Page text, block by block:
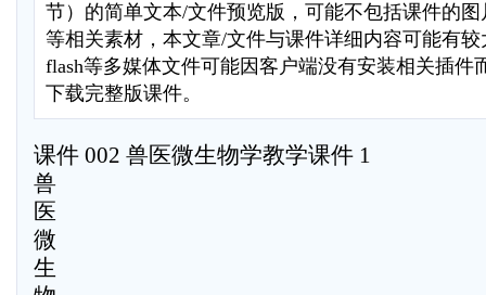
节）的简单文本/文件预览版，可能不包括课件的
等相关素材，本文章/文件与课件详细内容可能有
flash等多媒体文件可能因客户端没有安装相关插件
下载完整版课件。
课件 002 兽医微生物学教学课件 1
兽
医
微
生